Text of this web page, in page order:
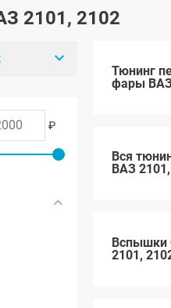
2101, 2102
₽
Тюнинг
фары
Вся
ВАЗ
2101,